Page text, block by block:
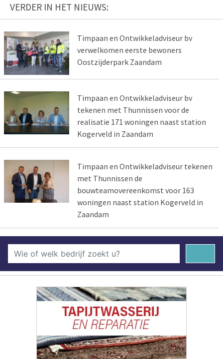
VERDER IN HET NIEUWS:
Timpaan en Ontwikkeladviseur bv
verwelkomen eerste bewoners
Oostzijderpark Zaandam
Timpaan en Ontwikkeladviseur bv
tekenen met Thunnissen voor de
realisatie 171 woningen naast station
Kogerveld in Zaandam
Timpaan en Ontwikkeladviseur tekenen
met Thunnissen de
bouwteamovereenkomst voor 163
woningen naast station Kogerveld in
Zaandam